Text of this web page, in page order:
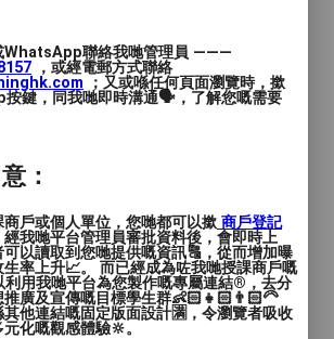
Music
心 Music Bear Arts Centre
文書院 Holy Trinity College
Shi Wan Primary School
Sun Kei Secondary
學 Baptist Rainbow Primary
WhatsApp聯絡我哋管理員 ———
，或經電郵方式聯絡
；又或喺任何頁面瀏覽時，撳
鍵，同我哋即時溝通🗣️，了解您嘅需要
：
戶或個人單位，您哋都可以撳 商戶登記
經我哋平台管理員審批資料後，會即時上
以讀取到您哋提供嘅資訊🔠，從而增加曝
率上升📈。 而已經成為咗我哋授課商戶嘅
利用我哋平台為您製作嘅專屬連結®️，去分
廣及宣傳嘅目標學生群👶🏻👧🏻👨🏻‍🦳
其他連結嘅固定版面設計🈵，令瀏覽者吸收
化嘅觀感體驗🔆。